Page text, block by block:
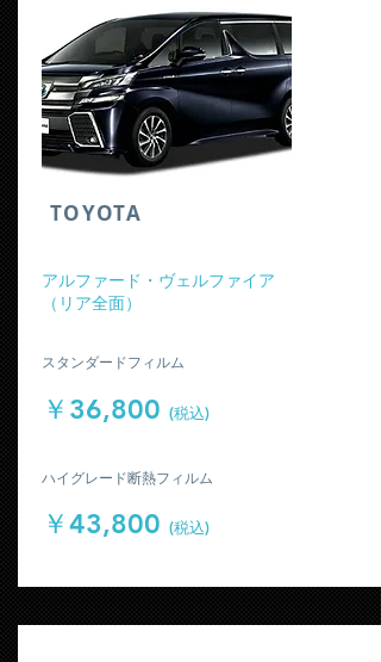
​TOYOTA
​アルファード・ヴェルファイア
（リア全面）
​スタンダードフィルム
￥36,800 (税込)
​ハイグレード断熱フィルム
￥43,800 (税込)